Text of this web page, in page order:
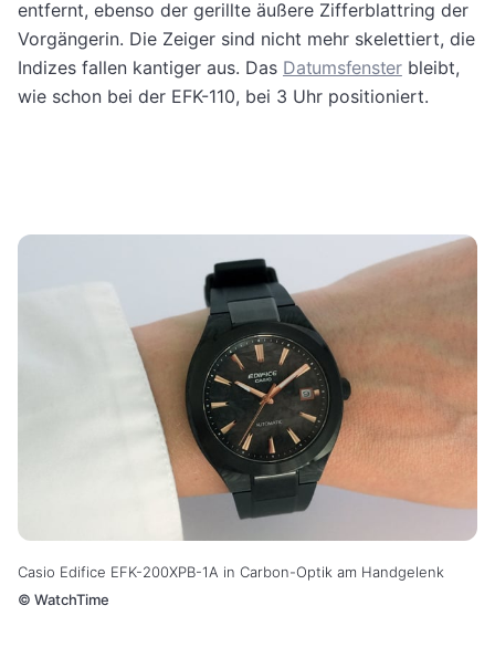
entfernt, ebenso der gerillte äußere Zifferblattring der
Vorgängerin. Die Zeiger sind nicht mehr skelettiert, die
Indizes fallen kantiger aus. Das Datumsfensterbleibt,
wie schon bei der EFK-110, bei 3 Uhr positioniert.
Casio Edifice EFK-200XPB-1A in Carbon-Optik am Handgelenk
© WatchTime